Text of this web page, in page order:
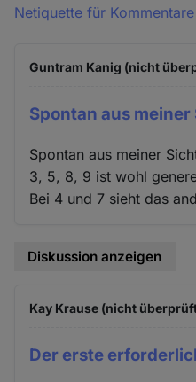
Netiquette für Kommentare
Guntram Kanig (nicht
Spontan aus meiner
Spontan aus meiner
3, 5, 8, 9 ist wohl
Bei 4 und 7 sieht das
Diskussion anzeigen
Kay Krause (nicht
Der erste